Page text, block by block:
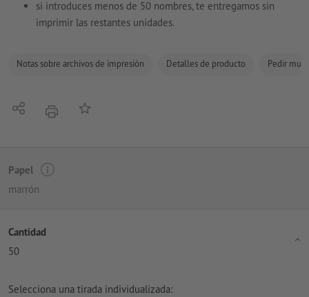
si introduces menos de 50 nombres, te entregamos sin
imprimir las restantes unidades.
Notas sobre archivos de impresión Detalles de producto Pedir
CompartirimprimirAñadir a lista de favoritos
Papel
marrón
Cantidad
50
Selecciona una tirada individualizada: